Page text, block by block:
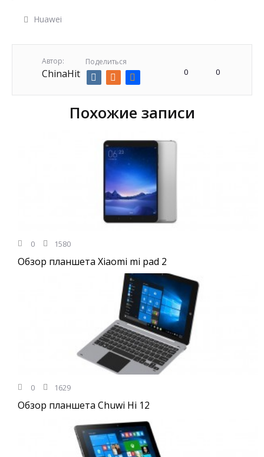
Huawei
Автор:
ChinaHit
Поделиться
0 0
Похожие записи
0 1580
Обзор планшета Xiaomi mi pad 2
0 1629
Обзор планшета Chuwi Hi 12